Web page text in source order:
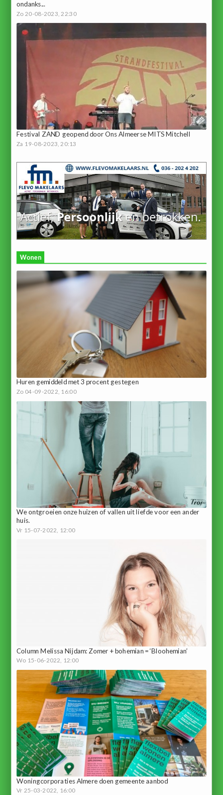
ondanks...
Zo 20-08-2023, 22:30
Festival ZAND geopend door Ons Almeerse MITS Mitchell
Za 19-08-2023, 20:13
Wonen
Huren gemiddeld met 3 procent gestegen
Zo 04-09-2022, 16:00
We ontgroeien onze huizen of vallen uit liefde voor een ander
huis.
Vr 15-07-2022, 12:00
Column Melissa Nijdam: Zomer + bohemian = ‘Bloohemian’
Wo 15-06-2022, 12:00
Woningcorporaties Almere doen gemeente aanbod
Vr 25-03-2022, 16:00